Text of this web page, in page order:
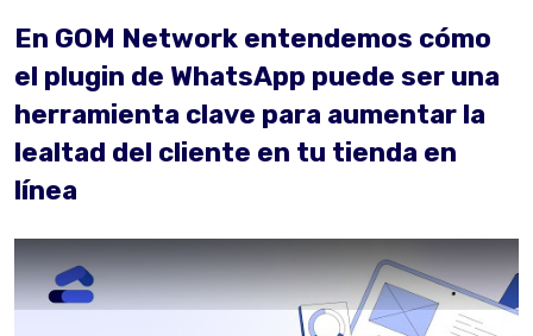
En GOM Network entendemos cómo
el plugin de WhatsApp puede ser una
herramienta clave para aumentar la
lealtad del cliente en tu tienda en
línea